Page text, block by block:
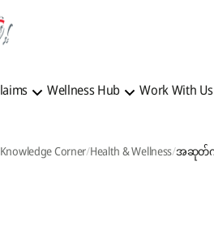
Wellness Hub Work With Us
Knowledge CornerHealth & Wellness